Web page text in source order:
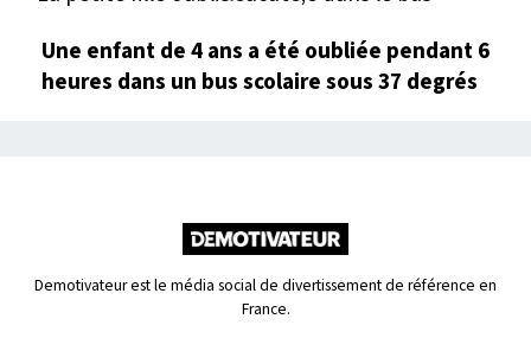
Une enfant de 4 ans a été oubliée pendant 6
heures dans un bus scolaire sous 37 degrés
Demotivateur est le média social de divertissement de référence en
France.